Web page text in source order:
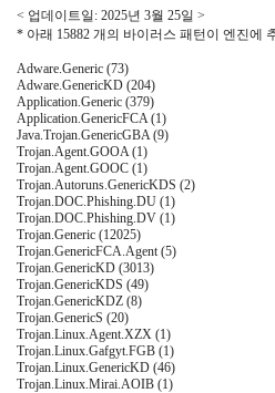
< 업데이트일: 2025년 3월 25일 >
* 아래 15882 개의 바이러스 패턴이 엔진에
Adware.Generic (73)
Adware.GenericKD (204)
Application.Generic (379)
Application.GenericFCA (1)
Java.Trojan.GenericGBA (9)
Trojan.Agent.GOOA (1)
Trojan.Agent.GOOC (1)
Trojan.Autoruns.GenericKDS (2)
Trojan.DOC.Phishing.DU (1)
Trojan.DOC.Phishing.DV (1)
Trojan.Generic (12025)
Trojan.GenericFCA.Agent (5)
Trojan.GenericKD (3013)
Trojan.GenericKDS (49)
Trojan.GenericKDZ (8)
Trojan.GenericS (20)
Trojan.Linux.Agent.XZX (1)
Trojan.Linux.Gafgyt.FGB (1)
Trojan.Linux.GenericKD (46)
Trojan.Linux.Mirai.AOIB (1)